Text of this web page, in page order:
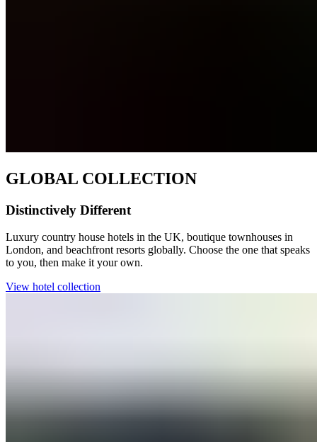
GLOBAL COLLECTION​​​​‌ ‍ ​‍​‍‌‍ ‌ ​‍‌‍‍‌‌‍‌ ‌‍‍‌‌‍ ‍​‍​‍​ ‍‍​‍​‍‌ ​ ‌‍​‌‌‍ ‍‌‍‍‌‌ ‌​‌ ‍‌​‍ ‍‌‍‍‌‌‍ ​‍​‍​‍ ​​‍​‍‌‍‍​‌ ​‍‌‍‌‌‌‍‌‍​‍​‍​ ‍‍​‍​‍‌‍‍​‌ ‌​‌ ‌​‌ ​​‌ ​ ​ ‍‍​‍ ​‍ ‌‍ ​​‍ ‌‌‍​‌‌‍ ‍‌‍‌​​‍ ‌‌ ​‍​‍ ‌‌‍‍​‌‍ ‌ ‌​‌‍‌‌‌‍ ​‌ ​ ​‍ ‌‌ ​ ‌ ‌​‌ ‌‌‌‍‌​‌‍‍‌‌‍ ​‍ ‍‌ ‌‍‌‍‌‌‌ ​‍‌‍​ ‌‍‌‌‌‍ ​​‍ ‍‌‍​‌‌ ​​‌ ​​​‍ ‌‍‍‌‌‍ ‍‌ ‌​‌‍‌‌‌‍ ‍‌ ‌​​‍ ‌‍‌‌‌‍‌​‌‍‍‌‌ ‌​​‍ ‌‍ ‌‌‍ ‌‍‌​‌‍‌‌​ ‌‌ ​​‌ ​‍‌‍‌‌‌ ​ ‌‍‌‌‌‍ ‍‌ ‌​‌‍​‌‌ ‌​‌‍‍‌‌‍ ‌‍ ‍​ ‍ ‌‍‍‌‌‍‌​​ ‌‌‍‍​‌‍ ‌‍ ‌‌‍‌‌‌‌​​‌‍​‌‌‍‌ ‌‍‌‌​ ‍ ‌ ‌​‌ ‍‌‌ ​​‌‍‌‌​ ‌‌‍‍​‌‍ ‌‍ ‌‌‍‌‌‌‌​​‌‍​‌‌‍‌ ‌‍‌‌​ ‍ ‌ ​​‌‍​‌‌ ‌​‌‍‍​​ ‌‌ ​​‌‍​‌‌‍‌ ‌‍‌‌‌​​‍‌ ‌‌‌‍‍‌‌‍ ​‌‍‌​‌‍‌‌‌ ​‍​‍‌‌​ ‌‌‌​​‍‌‌ ‌‍‍ ‌‍‌‌‌ ‍‌​‍‌‌​ ​ ‌​‌​​‍‌‌​ ​ ‌​‌​​‍‌‌​ ​‍​ ​‍‌‍​ ​ ‍‌​ ‍‌​ ‌ ‌‍​‍‌‍‌‌​ ​ ​ ​‌​ ​‌‌‍‌‍‌‍‌​‌‍‌‍​‍‌‌​ ​‍​ ​‍​‍‌‌​ ‌‌‌​‌​​‍ ‍‌ ​ ‌ ‌‌‌‍​‍‌ ‌​‌‍‍‌‌ ‌​‌‍ ​‌‍‌‌​ ‌‍​‍‌‍​‌‌ ​ ‌‍‌‌‌‌‌‌‌ ​‍‌‍ ​​ ‌‌‍‍​‌ ‌​‌ ‌​‌ ​​‌ ​ ​‍‌‌​ ​ ‌​​‌​‍‌‌​ ​‍‌​‌‍​‍‌‌​ ​‍‌​‌‍‌‍ ​​‍ ‌‌‍​‌‌‍ ‍‌‍‌​​‍ ‌‌ ​‍​‍ ‌‌‍‍​‌‍ ‌ ‌​‌‍‌‌‌‍ ​‌ ​ ​‍ ‌‌ ​ ‌ ‌​‌ ‌‌‌‍‌​‌‍‍‌‌‍ ​‍ ‍‌ ‌‍‌‍‌‌‌ ​‍‌‍​ ‌‍‌‌‌‍ ​​‍ ‍‌‍​‌‌ ​​‌ ​​​‍‌‍‌‍‍‌‌‍‌​​ ‌‌‍‍​‌‍ ‌‍ ‌‌‍‌‌‌‌​​‌‍​‌‌‍‌ ‌‍‌‌​‍‌‍‌ ‌​‌ ‍‌‌ ​​‌‍‌‌​ ‌‌‍‍​‌‍ ‌‍ ‌‌‍‌‌‌‌​​‌‍​‌‌‍‌ ‌‍‌‌​‍‌‍‌ ​​‌‍​‌‌ ‌​‌‍‍​​ ‌‌ ​​‌‍​‌‌‍‌ ‌‍‌‌‌​​‍‌ ‌‌‌‍‍‌‌‍ ​‌‍‌​‌‍‌‌‌ ​‍​‍‌‌​ ‌‌‌​​‍‌‌ ‌‍‍ ‌‍‌‌‌ ‍‌​‍‌‌​ ​ ‌​‌​​‍‌‌​ ​ ‌​‌​​‍‌‌​ ​‍​ ​‍‌‍​ ​ ‍‌​ ‍‌​ ‌ ‌‍​‍‌‍‌‌​ ​ ​ ​‌​ ​‌‌‍‌‍‌‍‌​‌‍‌‍​‍‌‌​ ​‍​ ​‍​‍‌‌​ ‌‌‌​‌​​‍ ‍‌ ​ ‌ ‌‌‌‍​‍‌ ‌​‌‍‍‌‌ ‌​‌‍ ​‌‍‌‌​‍‌‍‌ ​​‌‍‌‌‌ ​‍‌ ​ ‌ ​​‌‍‌‌‌‍​ ‌ ‌​‌‍‍‌‌ ‌‍‌‍‌‌​ ‌‌ ​​‌ ‌‌‌‍​‍‌‍ ​‌‍‍‌‌ ​ ‌‍‍​‌‍‌‌‌‍‌​​‍​‍‌ ‌
Distinctively Different​​​​‌ ‍ ​‍​‍‌‍ ‌ ​‍‌‍‍‌‌‍‌ ‌‍‍‌‌‍ ‍​‍​‍​ ‍‍​‍​‍‌ ​ ‌‍​‌‌‍ ‍‌‍‍‌‌ ‌​‌ ‍‌​‍ ‍‌‍‍‌‌‍ ​‍​‍​‍ ​​‍​‍‌‍‍​‌ ​‍‌‍‌‌‌‍‌‍​‍​‍​ ‍‍​‍​‍‌‍‍​‌ ‌​‌ ‌​‌ ​​‌ ​ ​ ‍‍​‍ ​‍ ‌‍ ​​‍ ‌‌‍​‌‌‍ ‍‌‍‌​​‍ ‌‌ ​‍​‍ ‌‌‍‍​‌‍ ‌ ‌​‌‍‌‌‌‍ ​‌ ​ ​‍ ‌‌ ​ ‌ ‌​‌ ‌‌‌‍‌​‌‍‍‌‌‍ ​‍ ‍‌ ‌‍‌‍‌‌‌ ​‍‌‍​ ‌‍‌‌‌‍ ​​‍ ‍‌‍​‌‌ ​​‌ ​​​‍ ‌‍‍‌‌‍ ‍‌ ‌​‌‍‌‌‌‍ ‍‌ ‌​​‍ ‌‍‌‌‌‍‌​‌‍‍‌‌ ‌​​‍ ‌‍ ‌‌‍ ‌‍‌​‌‍‌‌​ ‌‌ ​​‌ ​‍‌‍‌‌‌ ​ ‌‍‌‌‌‍ ‍‌ ‌​‌‍​‌‌ ‌​‌‍‍‌‌‍ ‌‍ ‍​ ‍ ‌‍‍‌‌‍‌​​ ‌‌‍‍​‌‍ ‌‍ ‌‌‍‌‌‌‌​​‌‍​‌‌‍‌ ‌‍‌‌​ ‍ ‌ ‌​‌ ‍‌‌ ​​‌‍‌‌​ ‌‌‍‍​‌‍ ‌‍ ‌‌‍‌‌‌‌​​‌‍​‌‌‍‌ ‌‍‌‌​ ‍ ‌ ​​‌‍​‌‌ ‌​‌‍‍​​ ‌‌ ​​‌‍​‌‌‍‌ ‌‍‌‌‌​​‍‌ ‌‌‌‍‍‌‌‍ ​‌‍‌​‌‍‌‌‌ ​‍​‍‌‌​ ‌‌‌​​‍‌‌ ‌‍‍ ‌‍‌‌‌ ‍‌​‍‌‌​ ​ ‌​‌​​‍‌‌​ ​ ‌​‌​​‍‌‌​ ​‍​ ​‍‌‍​ ​ ‍‌​ ‍‌​ ‌ ‌‍​‍‌‍‌‌​ ​ ​ ​‌​ ​‌‌‍‌‍‌‍‌​‌‍‌‍​‍‌‌​ ​‍​ ​‍​‍‌‌​ ‌‌‌​‌​​‍ ‍‌ ‌​‌‍‍‌‌ ‌​‌‍ ​‌‍‌‌​ ‌‍​‍‌‍​‌‌ ​ ‌‍‌‌‌‌‌‌‌ ​‍‌‍ ​​ ‌‌‍‍​‌ ‌​‌ ‌​‌ ​​‌ ​ ​‍‌‌​ ​ ‌​​‌​‍‌‌​ ​‍‌​‌‍​‍‌‌​ ​‍‌​‌‍‌‍ ​​‍ ‌‌‍​‌‌‍ ‍‌‍‌​​‍ ‌‌ ​‍​‍ ‌‌‍‍​‌‍ ‌ ‌​‌‍‌‌‌‍ ​‌ ​ ​‍ ‌‌ ​ ‌ ‌​‌ ‌‌‌‍‌​‌‍‍‌‌‍ ​‍ ‍‌ ‌‍‌‍‌‌‌ ​‍‌‍​ ‌‍‌‌‌‍ ​​‍ ‍‌‍​‌‌ ​​‌ ​​​‍‌‍‌‍‍‌‌‍‌​​ ‌‌‍‍​‌‍ ‌‍ ‌‌‍‌‌‌‌​​‌‍​‌‌‍‌ ‌‍‌‌​‍‌‍‌ ‌​‌ ‍‌‌ ​​‌‍‌‌​ ‌‌‍‍​‌‍ ‌‍ ‌‌‍‌‌‌‌​​‌‍​‌‌‍‌ ‌‍‌‌​‍‌‍‌ ​​‌‍​‌‌ ‌​‌‍‍​​ ‌‌ ​​‌‍​‌‌‍‌ ‌‍‌‌‌​​‍‌ ‌‌‌‍‍‌‌‍ ​‌‍‌​‌‍‌‌‌ ​‍​‍‌‌​ ‌‌‌​​‍‌‌ ‌‍‍ ‌‍‌‌‌ ‍‌​‍‌‌​ ​ ‌​‌​​‍‌‌​ ​ ‌​‌​​‍‌‌​ ​‍​ ​‍‌‍​ ​ ‍‌​ ‍‌​ ‌ ‌‍​‍‌‍‌‌​ ​ ​ ​‌​ ​‌‌‍‌‍‌‍‌​‌‍‌‍​‍‌‌​ ​‍​ ​‍​‍‌‌​ ‌‌‌​‌​​‍ ‍‌ ‌​‌‍‍‌‌ ‌​‌‍ ​‌‍‌‌​‍‌‍‌ ​​‌‍‌‌‌ ​‍‌ ​ ‌ ​​‌‍‌‌‌‍​ ‌ ‌​‌‍‍‌‌ ‌‍‌‍‌‌​ ‌‌ ​​‌ ‌‌‌‍​‍‌‍ ​‌‍‍‌‌ ​ ‌‍‍​‌‍‌‌‌‍‌​​‍​‍‌ ‌
Luxury country house hotels in the UK, boutique townhouses in
London, and beachfront resorts globally. Choose the one that speaks
to you, then make it your own.​​​​‌ ‍ ​‍​‍‌‍ ‌ ​‍‌‍‍‌‌‍‌ ‌‍‍‌‌‍ ‍​‍​‍​ ‍‍​‍​‍‌ ​ ‌‍​‌‌‍ ‍‌‍‍‌‌ ‌​‌ ‍‌​‍ ‍‌‍‍‌‌‍ ​‍​‍​‍ ​​‍​‍‌‍‍​‌ ​‍‌‍‌‌‌‍‌‍​‍​‍​ ‍‍​‍​‍‌‍‍​‌ ‌​‌ ‌​‌ ​​‌ ​ ​ ‍‍​‍ ​‍ ‌‍ ​​‍ ‌‌‍​‌‌‍ ‍‌‍‌​​‍ ‌‌ ​‍​‍ ‌‌‍‍​‌‍ ‌ ‌​‌‍‌‌‌‍ ​‌ ​ ​‍ ‌‌ ​ ‌ ‌​‌ ‌‌‌‍‌​‌‍‍‌‌‍ ​‍ ‍‌ ‌‍‌‍‌‌‌ ​‍‌‍​ ‌‍‌‌‌‍ ​​‍ ‍‌‍​‌‌ ​​‌ ​​​‍ ‌‍‍‌‌‍ ‍‌ ‌​‌‍‌‌‌‍ ‍‌ ‌​​‍ ‌‍‌‌‌‍‌​‌‍‍‌‌ ‌​​‍ ‌‍ ‌‌‍ ‌‍‌​‌‍‌‌​ ‌‌ ​​‌ ​‍‌‍‌‌‌ ​ ‌‍‌‌‌‍ ‍‌ ‌​‌‍​‌‌ ‌​‌‍‍‌‌‍ ‌‍ ‍​ ‍ ‌‍‍‌‌‍‌​​ ‌‌‍‍​‌‍ ‌‍ ‌‌‍‌‌‌‌​​‌‍​‌‌‍‌ ‌‍‌‌​ ‍ ‌ ‌​‌ ‍‌‌ ​​‌‍‌‌​ ‌‌‍‍​‌‍ ‌‍ ‌‌‍‌‌‌‌​​‌‍​‌‌‍‌ ‌‍‌‌​ ‍ ‌ ​​‌‍​‌‌ ‌​‌‍‍​​ ‌‌ ​​‌‍​‌‌‍‌ ‌‍‌‌‌​​‍‌ ‌‌‌‍‍‌‌‍ ​‌‍‌​‌‍‌‌‌ ​‍​‍‌‌​ ‌‌‌​​‍‌‌ ‌‍‍ ‌‍‌‌‌ ‍‌​‍‌‌​ ​ ‌​‌​​‍‌‌​ ​ ‌​‌​​‍‌‌​ ​‍​ ​‍‌‍​ ​ ‍‌​ ‍‌​ ‌ ‌‍​‍‌‍‌‌​ ​ ​ ​‌​ ​‌‌‍‌‍‌‍‌​‌‍‌‍​‍‌‌​ ​‍​ ​‍​‍‌‌​ ‌‌‌​‌​​‍ ‍‌‍​ ‌‍ ‌ ​​‌ ‍‌​ ‌‍​‍‌‍​‌‌ ​ ‌‍‌‌‌‌‌‌‌ ​‍‌‍ ​​ ‌‌‍‍​‌ ‌​‌ ‌​‌ ​​‌ ​ ​‍‌‌​ ​ ‌​​‌​‍‌‌​ ​‍‌​‌‍​‍‌‌​ ​‍‌​‌‍‌‍ ​​‍ ‌‌‍​‌‌‍ ‍‌‍‌​​‍ ‌‌ ​‍​‍ ‌‌‍‍​‌‍ ‌ ‌​‌‍‌‌‌‍ ​‌ ​ ​‍ ‌‌ ​ ‌ ‌​‌ ‌‌‌‍‌​‌‍‍‌‌‍ ​‍ ‍‌ ‌‍‌‍‌‌‌ ​‍‌‍​ ‌‍‌‌‌‍ ​​‍ ‍‌‍​‌‌ ​​‌ ​​​‍‌‍‌‍‍‌‌‍‌​​ ‌‌‍‍​‌‍ ‌‍ ‌‌‍‌‌‌‌​​‌‍​‌‌‍‌ ‌‍‌‌​‍‌‍‌ ‌​‌ ‍‌‌ ​​‌‍‌‌​ ‌‌‍‍​‌‍ ‌‍ ‌‌‍‌‌‌‌​​‌‍​‌‌‍‌ ‌‍‌‌​‍‌‍‌ ​​‌‍​‌‌ ‌​‌‍‍​​ ‌‌ ​​‌‍​‌‌‍‌ ‌‍‌‌‌​​‍‌ ‌‌‌‍‍‌‌‍ ​‌‍‌​‌‍‌‌‌ ​‍​‍‌‌​ ‌‌‌​​‍‌‌ ‌‍‍ ‌‍‌‌‌ ‍‌​‍‌‌​ ​ ‌​‌​​‍‌‌​ ​ ‌​‌​​‍‌‌​ ​‍​ ​‍‌‍​ ​ ‍‌​ ‍‌​ ‌ ‌‍​‍‌‍‌‌​ ​ ​ ​‌​ ​‌‌‍‌‍‌‍‌​‌‍‌‍​‍‌‌​ ​‍​ ​‍​‍‌‌​ ‌‌‌​‌​​‍ ‍‌‍​ ‌‍ ‌ ​​‌ ‍‌​‍‌‍‌ ​​‌‍‌‌‌ ​‍‌ ​ ‌ ​​‌‍‌‌‌‍​ ‌ ‌​‌‍‍‌‌ ‌‍‌‍‌‌​ ‌‌ ​​‌ ‌‌‌‍​‍‌‍ ​‌‍‍‌‌ ​ ‌‍‍​‌‍‌‌‌‍‌​​‍​‍‌ ‌
View hotel collection​​​​‌ ‍ ​‍​‍‌‍ ‌ ​‍‌‍‍‌‌‍‌ ‌‍‍‌‌‍ ‍​‍​‍​ ‍‍​‍​‍‌ ​ ‌‍​‌‌‍ ‍‌‍‍‌‌ ‌​‌ ‍‌​‍ ‍‌‍‍‌‌‍ ​‍​‍​‍ ​​‍​‍‌‍‍​‌ ​‍‌‍‌‌‌‍‌‍​‍​‍​ ‍‍​‍​‍‌‍‍​‌ ‌​‌ ‌​‌ ​​‌ ​ ​ ‍‍​‍ ​‍ ‌‍ ​​‍ ‌‌‍​‌‌‍ ‍‌‍‌​​‍ ‌‌ ​‍​‍ ‌‌‍‍​‌‍ ‌ ‌​‌‍‌‌‌‍ ​‌ ​ ​‍ ‌‌ ​ ‌ ‌​‌ ‌‌‌‍‌​‌‍‍‌‌‍ ​‍ ‍‌ ‌‍‌‍‌‌‌ ​‍‌‍​ ‌‍‌‌‌‍ ​​‍ ‍‌‍​‌‌ ​​‌ ​​​‍ ‌‍‍‌‌‍ ‍‌ ‌​‌‍‌‌‌‍ ‍‌ ‌​​‍ ‌‍‌‌‌‍‌​‌‍‍‌‌ ‌​​‍ ‌‍ ‌‌‍ ‌‍‌​‌‍‌‌​ ‌‌ ​​‌ ​‍‌‍‌‌‌ ​ ‌‍‌‌‌‍ ‍‌ ‌​‌‍​‌‌ ‌​‌‍‍‌‌‍ ‌‍ ‍​ ‍ ‌‍‍‌‌‍‌​​ ‌‌‍‍​‌‍ ‌‍ ‌‌‍‌‌‌‌​​‌‍​‌‌‍‌ ‌‍‌‌​ ‍ ‌ ‌​‌ ‍‌‌ ​​‌‍‌‌​ ‌‌‍‍​‌‍ ‌‍ ‌‌‍‌‌‌‌​​‌‍​‌‌‍‌ ‌‍‌‌​ ‍ ‌ ​​‌‍​‌‌ ‌​‌‍‍​​ ‌‌ ​​‌‍​‌‌‍‌ ‌‍‌‌‌​​‍‌ ‌‌‌‍‍‌‌‍ ​‌‍‌​‌‍‌‌‌ ​‍​‍‌‌​ ‌‌‌​​‍‌‌ ‌‍‍ ‌‍‌‌‌ ‍‌​‍‌‌​ ​ ‌​‌​​‍‌‌​ ​ ‌​‌​​‍‌‌​ ​‍​ ​‍‌‍​ ​ ‍‌​ ‍‌​ ‌ ‌‍​‍‌‍‌‌​ ​ ​ ​‌​ ​‌‌‍‌‍‌‍‌​‌‍‌‍​‍‌‌​ ​‍​ ​‍​‍‌‌​ ‌‌‌​‌​​‍ ‍‌‍​ ‌ ‌​‌‍​‌​‍ ‍‌‍ ​‌‍​‌‌‍​‍‌‍‌‌‌‍ ​​ ‌‍​‍‌‍​‌‌ ​ ‌‍‌‌‌‌‌‌‌ ​‍‌‍ ​​ ‌‌‍‍​‌ ‌​‌ ‌​‌ ​​‌ ​ ​‍‌‌​ ​ ‌​​‌​‍‌‌​ ​‍‌​‌‍​‍‌‌​ ​‍‌​‌‍‌‍ ​​‍ ‌‌‍​‌‌‍ ‍‌‍‌​​‍ ‌‌ ​‍​‍ ‌‌‍‍​‌‍ ‌ ‌​‌‍‌‌‌‍ ​‌ ​ ​‍ ‌‌ ​ ‌ ‌​‌ ‌‌‌‍‌​‌‍‍‌‌‍ ​‍ ‍‌ ‌‍‌‍‌‌‌ ​‍‌‍​ ‌‍‌‌‌‍ ​​‍ ‍‌‍​‌‌ ​​‌ ​​​‍‌‍‌‍‍‌‌‍‌​​ ‌‌‍‍​‌‍ ‌‍ ‌‌‍‌‌‌‌​​‌‍​‌‌‍‌ ‌‍‌‌​‍‌‍‌ ‌​‌ ‍‌‌ ​​‌‍‌‌​ ‌‌‍‍​‌‍ ‌‍ ‌‌‍‌‌‌‌​​‌‍​‌‌‍‌ ‌‍‌‌​‍‌‍‌ ​​‌‍​‌‌ ‌​‌‍‍​​ ‌‌ ​​‌‍​‌‌‍‌ ‌‍‌‌‌​​‍‌ ‌‌‌‍‍‌‌‍ ​‌‍‌​‌‍‌‌‌ ​‍​‍‌‌​ ‌‌‌​​‍‌‌ ‌‍‍ ‌‍‌‌‌ ‍‌​‍‌‌​ ​ ‌​‌​​‍‌‌​ ​ ‌​‌​​‍‌‌​ ​‍​ ​‍‌‍​ ​ ‍‌​ ‍‌​ ‌ ‌‍​‍‌‍‌‌​ ​ ​ ​‌​ ​‌‌‍‌‍‌‍‌​‌‍‌‍​‍‌‌​ ​‍​ ​‍​‍‌‌​ ‌‌‌​‌​​‍ ‍‌‍​ ‌ ‌​‌‍​‌​‍ ‍‌‍ ​‌‍​‌‌‍​‍‌‍‌‌‌‍ ​​‍‌‍‌ ​​‌‍‌‌‌ ​‍‌ ​ ‌ ​​‌‍‌‌‌‍​ ‌ ‌​‌‍‍‌‌ ‌‍‌‍‌‌​ ‌‌ ​​‌ ‌‌‌‍​‍‌‍ ​‌‍‍‌‌ ​ ‌‍‍​‌‍‌‌‌‍‌​​‍​‍‌ ‌